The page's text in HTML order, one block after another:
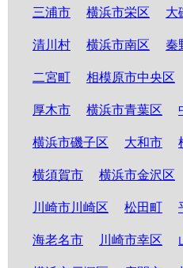
三浦市 横浜市栄区 大
清川村 横浜市南区 秦
二宮町 相模原市中央区
厚木市 横浜市青葉区
横浜市磯子区 大和市
横須賀市 横浜市金沢区
川崎市川崎区 松田町
海老名市 川崎市幸区